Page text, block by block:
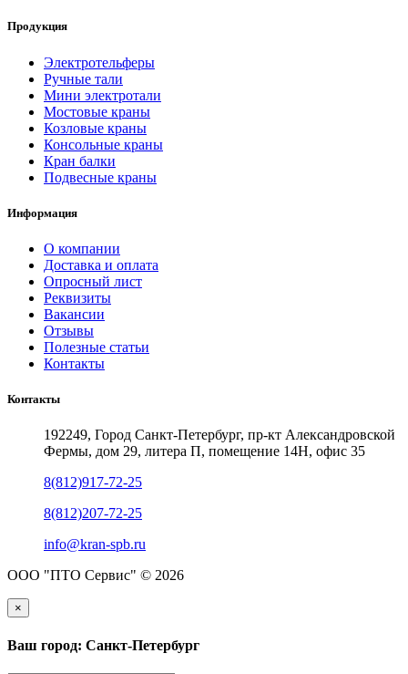
Продукция
Электротельферы
Ручные тали
Мини электротали
Мостовые краны
Козловые краны
Консольные краны
Кран балки
Подвесные краны
Информация
О компании
Доставка и оплата
Опросный лист
Реквизиты
Вакансии
Отзывы
Полезные статьи
Контакты
Контакты
192249, Город Санкт-Петербург, пр-кт Александровской
Фермы, дом 29, литера П, помещение 14Н, офис 35
8(812)917-72-25
8(812)207-72-25
info@kran-spb.ru
ООО "ПТО Сервис" © 2026
×
Ваш город: Санкт-Петербург